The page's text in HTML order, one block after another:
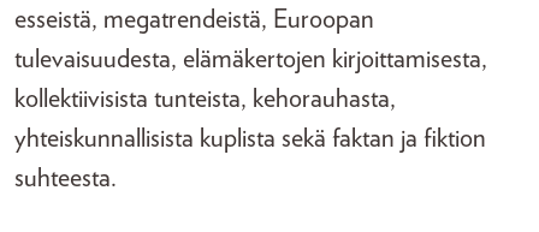
esseistä, megatrendeistä, Euroopan
tulevaisuudesta, elämäkertojen kirjoittamisesta,
kollektiivisista tunteista, kehorauhasta,
yhteiskunnallisista kuplista sekä faktan ja fiktion
suhteesta.